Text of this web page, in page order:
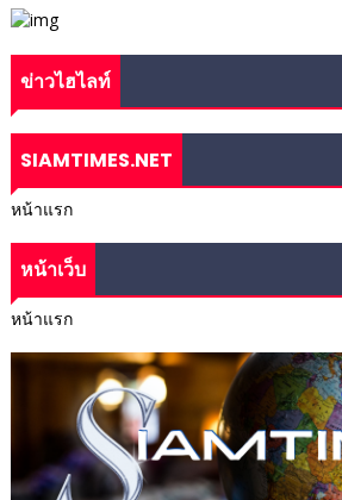
ข่าวไฮไลท์
SIAMTIMES.NET
หน้าแรก
หน้าเว็บ
หน้าแรก